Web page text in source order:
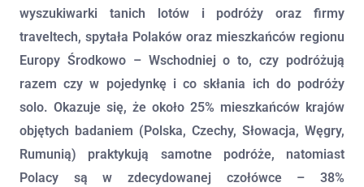
wyszukiwarki tanich lotów i podróży oraz firmy
traveltech, spytała Polaków oraz mieszkańców regionu
Europy Środkowo – Wschodniej o to, czy podróżują
razem czy w pojedynkę i co skłania ich do podróży
solo. Okazuje się, że około 25% mieszkańców krajów
objętych badaniem (Polska, Czechy, Słowacja, Węgry,
Rumunią) praktykują samotne podróże, natomiast
Polacy są w zdecydowanej czołówce – 38%